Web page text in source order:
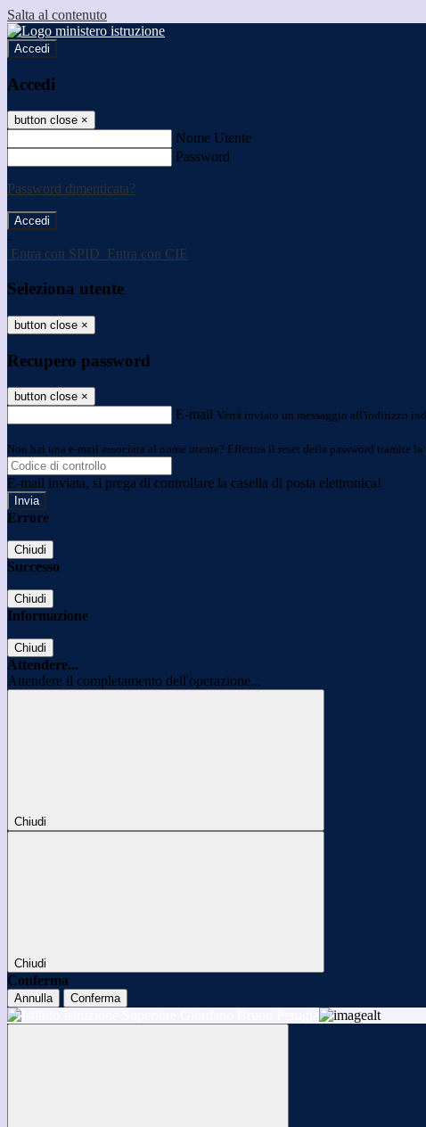
Salta al contenuto
Accedi
Accedi
button close ×
Nome Utente
Password
Password dimenticata?
-
Entra con SPID Entra con CIE
Seleziona utente
button close ×
Recupero password
button close ×
E-mail Verrà inviato un messaggio all'indirizzo
Non hai una e-mail associata al nome utente? Effettua il reset della password tramite la
E-mail inviata, si prega di controllare la casella di posta elettronica!
Errore
Chiudi
Successo
Chiudi
Informazione
Chiudi
Attendere...
Attendere il completamento dell'operazione...
Chiudi
Chiudi
Conferma
Annulla Conferma